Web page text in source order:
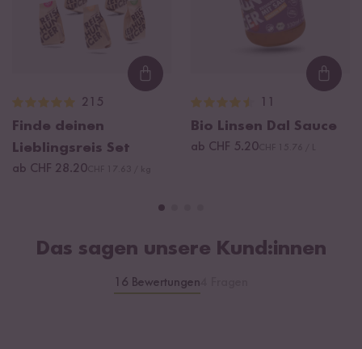
Loading...
215
Finde deinen
Lieblingsreis Set
ab CHF 28.20
11
Bio Linsen Dal Sauce
ab CHF 5.20
Das sagen unsere Kund:innen
16 Bewertungen